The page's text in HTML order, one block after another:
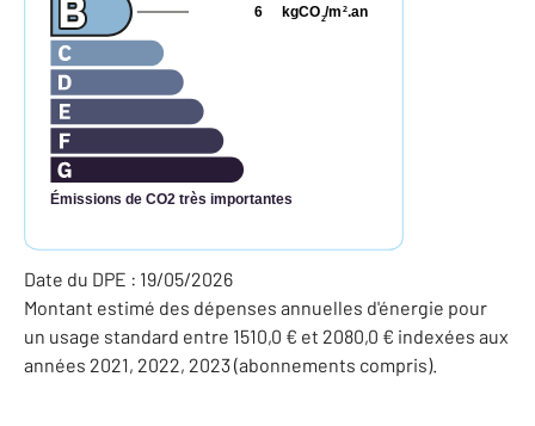
Émissions de CO2 très importantes
kgCO2/m 2.an
6
Date du DPE : 19/05/2026
Montant estimé des dépenses annuelles d'énergie pour
un usage standard entre 1510,0 € et 2080,0 € indexées aux
années 2021, 2022, 2023 (abonnements compris).